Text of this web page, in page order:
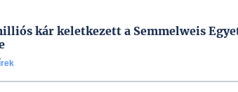
kár keletkezett a Semmelweis